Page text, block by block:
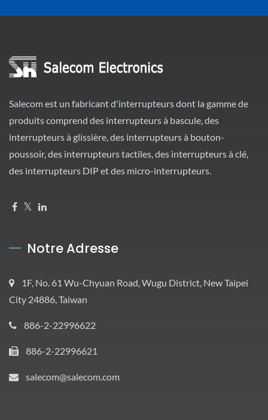
Salecom est un fabricant d'interrupteurs dont la gamme de
produits comprend des interrupteurs à bascule, des
interrupteurs à glissière, des interrupteurs à bouton-
poussoir, des interrupteurs tactiles, des interrupteurs à clé,
des interrupteurs DIP et des micro-interrupteurs.
Notre Adresse
1F, No. 61 Wu-Chyuan Road, Wugu District, New Taipei
City 24886, Taiwan
886-2-22996622
886-2-22996621
salecom@salecom.com